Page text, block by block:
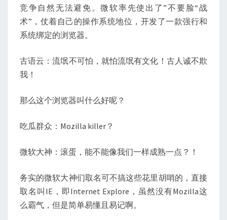
竞争自然无法避免。微软率先使出了”不要脸“战
术”，仗着自己的操作系统地位，开发了一款强行和
系统绑定的浏览器。
古语云：流氓不可怕，就怕流氓有文化！古人诚不欺
我！
那么这个浏览器叫什么好呢？
吃瓜群众：Mozilla killer？
微软大神：滚蛋，能不能像我们一样成熟一点？！
务实的微软大神们取名可不搞这些花里胡哨的，直接
取名叫IE，即Internet Explore，虽然没有Mozilla这
么霸气，但是简单易懂且易记啊。